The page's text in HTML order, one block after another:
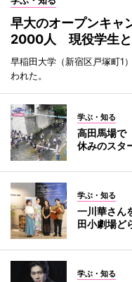
早大のオープンキャ
2000人 現役学生と
早稲田大学（新宿区戸塚町1
われた。
学ぶ・知る
高田馬場で
休みのスタ
学ぶ・知る
一川華さん
田小劇場ど
学ぶ・知る